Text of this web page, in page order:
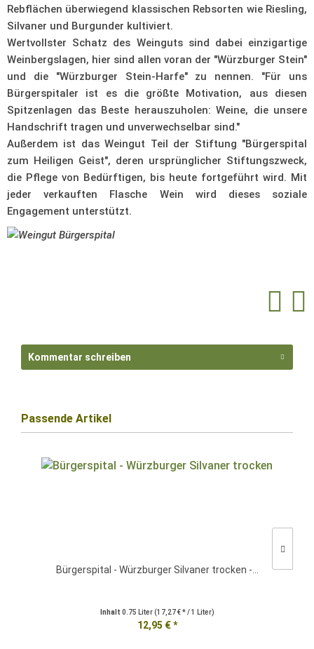
Rebflächen überwiegend klassischen Rebsorten wie Riesling,
Silvaner und Burgunder kultiviert.
Wertvollster Schatz des Weinguts sind dabei einzigartige
Weinbergslagen, hier sind allen voran der "Würzburger Stein"
und die "Würzburger Stein-Harfe" zu nennen. "Für uns
Bürgerspitaler ist es die größte Motivation, aus diesen
Spitzenlagen das Beste herauszuholen: Weine, die unsere
Handschrift tragen und unverwechselbar sind."
Außerdem ist das Weingut Teil der Stiftung "Bürgerspital
zum Heiligen Geist", deren ursprünglicher Stiftungszweck,
die Pflege von Bedürftigen, bis heute fortgeführt wird. Mit
jeder verkauften Flasche Wein wird dieses soziale
Engagement unterstützt.
Kommentar schreiben
Passende Artikel
Bürgerspital - Würzburger Silvaner trocken -...
Inhalt 0.75 Liter(17,27 € * / 1 Liter)
12,95 € *